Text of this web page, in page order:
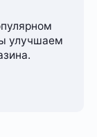
улучшаем